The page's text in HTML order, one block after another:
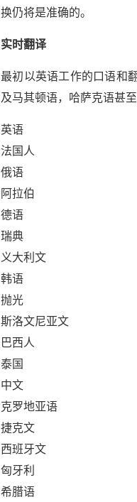
换仍将是准确的。
实时翻译
最初以英语工作的口语和
及马其顿语，哈萨克语甚
英语
法国人
俄语
阿拉伯
德语
瑞典
义大利文
韩语
抛光
斯洛文尼亚文
巴西人
泰国
中文
克罗地亚语
捷克文
西班牙文
匈牙利
希腊语